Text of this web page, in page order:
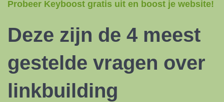
Probeer Keyboost gratis uit en boost je website!
Deze zijn de 4 meest
gestelde vragen over
linkbuilding